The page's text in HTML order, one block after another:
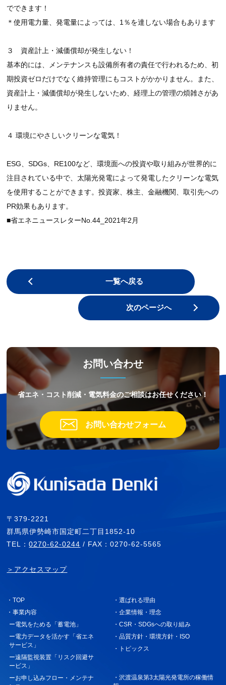
でできます！
＊使用電力量、発電量によっては、 1 ％を達しない場合もあります
３ 資産計上・減価償却が発生しない！
基本的には、メンテナンスも設備所有者の責任で行われるため、初
期投資ゼロだけでなく維持管理にもコストがかかりません。また、
資産計上・減価償却が発生しないため、経理上の管理の煩雑さがあ
りません。
４ 環境にやさしいクリーンな電気！
ESG 、SDGs RE100など、環境面への投資や取り組みが世界的に
注目されている中で、太陽光発電によって発電したクリーンな電気
を使用することができます。投資家、株主、金融機関、取引先への
PR効果もあります。
■省エネニュースレターNo.44_2021年2月
一覧へ戻る
次のページへ
お問い合わせ
省エネ・コスト削減・電気料金のご相談はお任せください！
お問い合わせフォーム
〒379-2221
群馬県伊勢崎市国定町二丁目1852-10
TEL：0270-62-0244 / FAX：0270-62-5565
＞アクセスマップ
・TOP
・事業内容
ー電気をためる「蓄電池」
ー電力データを活かす「省エネ
サービス」
ー遠隔監視装置「リスク回避サ
ービス」
ーお申し込みフロー・メンテナ
・選ばれる理由
・企業情報・理念
・CSR・SDGsへの取り組み
・品質方針・環境方針・ISO
・トピックス
・沢渡温泉第3太陽光発電所の稼働情